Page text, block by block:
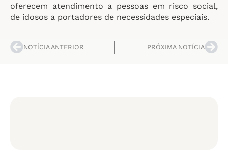
oferecem atendimento a pessoas em risco social,
de idosos a portadores de necessidades especiais.
NOTÍCIA ANTERIOR PRÓXIMA NOTÍCIA